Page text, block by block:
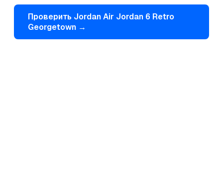
Проверить JordanAir Jordan 6 Retro
Georgetown →